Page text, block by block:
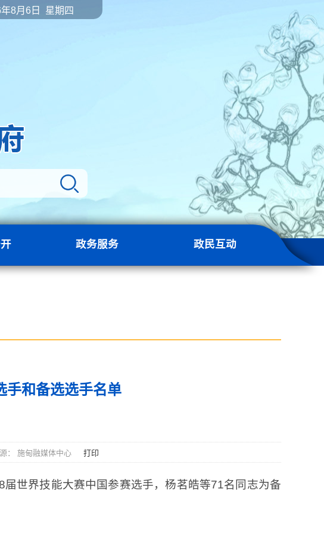
8月6日 星期四
政务服务 政民互动
手和备选选手名单
： 施甸融媒体中心 打印
世界技能大赛中国参赛选手，杨茗皓等71名同志为备